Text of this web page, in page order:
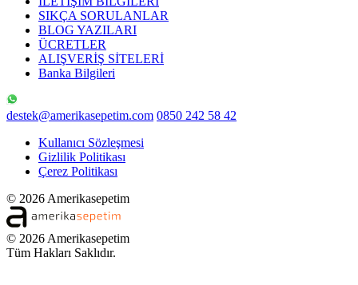
SIKÇA SORULANLAR
BLOG YAZILARI
ÜCRETLER
ALIŞVERİŞ SİTELERİ
Banka Bilgileri
destek@amerikasepetim.com 0850 242 58 42
Kullanıcı Sözleşmesi
Gizlilik Politikası
Çerez Politikası
© 2026 Amerikasepetim
© 2026 Amerikasepetim
Tüm Hakları Saklıdır.